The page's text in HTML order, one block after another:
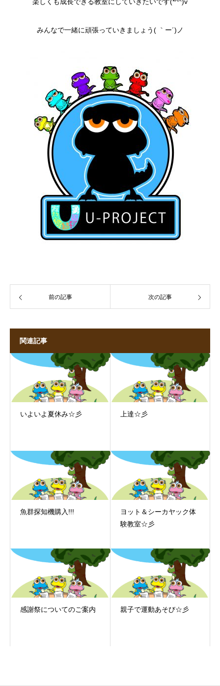
みんなで一緒に頑張っていきましょう( ｀ー´)ノ
前の記事 次の記事
関連記事
いよいよ夏休み☆彡 上達☆彡
魚群探知機購入!!!
ヨット＆シーカヤック体
験教室☆彡
感謝祭についてのご案内 親子で運動あそび☆彡